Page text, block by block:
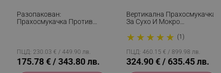
Разопакован:
Прахосмукачка Против
Ултразвук, Син
ПЦД: 230.03 € / 449.90 лв.
175.78 € / 343.80 лв.
Вертикална Прахосмукачка
За Сухо И Мокро
ATC0001, 200W, Li-Ion 4000
MAh, 14 KPa, 1 Л,
Автономия До 45min,
Самопочистване, SMART,
Черен/сив
★ ★ ★ ★ ★ (1)
ПЦД: 460.15 € / 899.98 лв.
324.90 € / 635.45 лв.